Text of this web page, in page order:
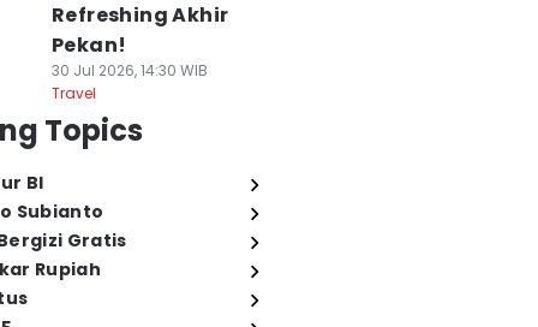
Refreshing Akhir
Pekan!
30 Jul 2026, 14:30 WIB
Travel
Topics
BI
Subianto
Gratis
Rupiah